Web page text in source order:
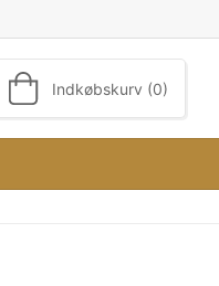
Indkøbskurv (0)